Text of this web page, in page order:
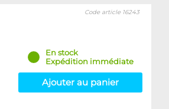
Code article 16243
En stock
Expédition immédiate
Ajouter au panier